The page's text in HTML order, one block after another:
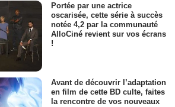
Portée par une actrice
oscarisée, cette série à succès
notée 4,2 par la communauté
AlloCiné revient sur vos écrans
!
Avant de découvrir l’adaptation
en film de cette BD culte, faites
la rencontre de vos nouveaux